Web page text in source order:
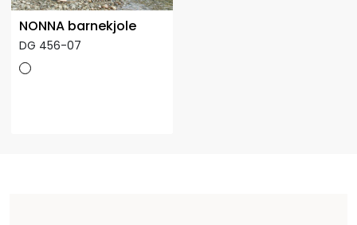
NONNA barnekjole
DG 456-07